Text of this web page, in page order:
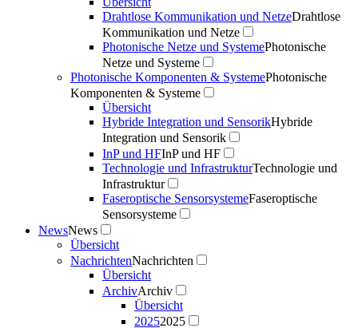
Drahtlose Kommunikation und NetzeDrahtlose
Kommunikation und Netze
Photonische Netze und SystemePhotonische
Netze und Systeme
Photonische Komponenten & SystemePhotonische
Komponenten & Systeme
Übersicht
Hybride Integration und SensorikHybride
Integration und Sensorik
InP und HFInP und HF
Technologie und InfrastrukturTechnologie und
Infrastruktur
Faseroptische SensorsystemeFaseroptische
Sensorsysteme
NewsNews
Übersicht
NachrichtenNachrichten
Übersicht
ArchivArchiv
Übersicht
20252025